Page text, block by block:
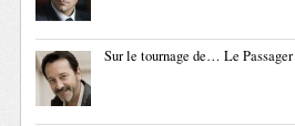
Sur le tournage de… Le Passager